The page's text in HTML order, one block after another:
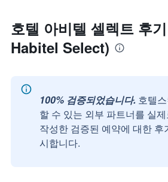
호텔 아비텔 셀렉트 후
Habitel Select)
100% 검증되었습니다. 호텔
할 수 있는 외부 파트너를 실
작성한 검증된 예약에 대한 후
시합니다.